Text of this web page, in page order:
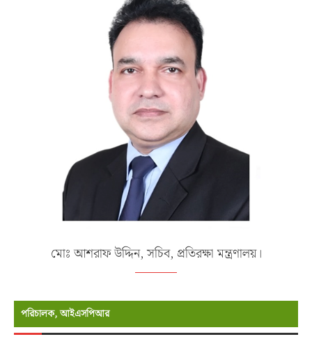
মোঃ আশরাফ উদ্দিন, সচিব, প্রতিরক্ষা মন্ত্রণালয়।
পরিচালক, আইএসপিআর